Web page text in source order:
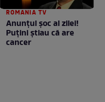
ROMANIA TV
Anunţul şoc al zilei!
Puţini ştiau că are
cancer